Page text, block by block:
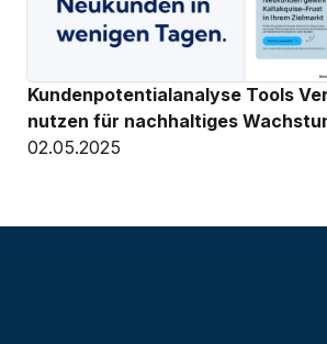
Kundenpotentialanalyse Tools
nutzen für nachhaltiges
02.05.2025